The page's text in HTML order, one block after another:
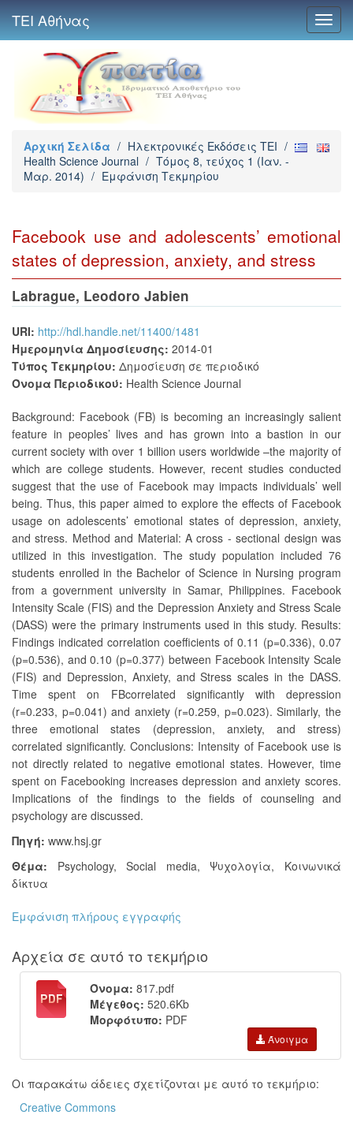
ΤΕΙ Αθήνας
Αρχική Σελίδα / Ηλεκτρονικές Εκδόσεις TEI /
Health Science Journal / Τόμος 8, τεύχος 1 (Ιαν. -
Μαρ. 2014) / Εμφάνιση Τεκμηρίου
Facebook use and adolescents’ emotional
states of depression, anxiety, and stress
Labrague, Leodoro Jabien
URI: http://hdl.handle.net/11400/1481
Ημερομηνία Δημοσίευσης: 2014-01
Τύπος Τεκμηρίου: Δημοσίευση σε περιοδικό
Όνομα Περιοδικού: Health Science Journal
Background: Facebook (FB) is becoming an increasingly salient
feature in peoples’ lives and has grown into a bastion in our
current society with over 1 billion users worldwide –the majority of
which are college students. However, recent studies conducted
suggest that the use of Facebook may impacts individuals’ well
being. Thus, this paper aimed to explore the effects of Facebook
usage on adolescents’ emotional states of depression, anxiety,
and stress. Method and Material: A cross - sectional design was
utilized in this investigation. The study population included 76
students enrolled in the Bachelor of Science in Nursing program
from a government university in Samar, Philippines. Facebook
Intensity Scale (FIS) and the Depression Anxiety and Stress Scale
(DASS) were the primary instruments used in this study. Results:
Findings indicated correlation coefficients of 0.11 (p=0.336), 0.07
(p=0.536), and 0.10 (p=0.377) between Facebook Intensity Scale
(FIS) and Depression, Anxiety, and Stress scales in the DASS.
Time spent on FBcorrelated significantly with depression
(r=0.233, p=0.041) and anxiety (r=0.259, p=0.023). Similarly, the
three emotional states (depression, anxiety, and stress)
correlated significantly. Conclusions: Intensity of Facebook use is
not directly related to negative emotional states. However, time
spent on Facebooking increases depression and anxiety scores.
Implications of the findings to the fields of counseling and
psychology are discussed.
Πηγή: www.hsj.gr
Θέμα:
Psychology,Social media, Ψυχολογία, Κοινωνικά
δίκτυα
Εμφάνιση πλήρους εγγραφής
Αρχεία σε αυτό το τεκμήριο
Όνομα: 817.pdf
Μέγεθος: 520.6Kb
Μορφότυπο: PDF
Άνοιγμα
Οι παρακάτω άδειες σχετίζονται με αυτό το τεκμήριο:
Creative Commons